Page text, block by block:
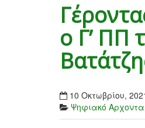
ο Γ’ ΠΠ
10 Οκτωβρίου,
Ψηφιακό